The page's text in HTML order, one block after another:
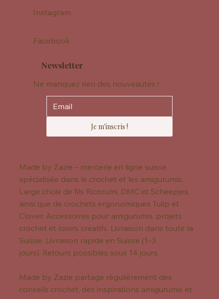
Instagram
Facebook
Newsletter
Ne manquez rien des nouveautés !
Je m'inscris !
Made by Zazie – mercerie en ligne suisse
spécialisée dans le crochet et les amigurumis.
Large choix de fils Ricorumi, DMC et Scheepjes,
ainsi que de crochets ergonomiques Tulip et
Clover. Accessoires pour amigurumis, projets
crochet et loisirs créatifs. Livraison dans toute la
Suisse. Livraison rapide en Suisse (1–3
jours). Retours possibles sous 14 jours.
Made by Zazie partage régulièrement des
conseils crochet, des inspirations amigurumis et